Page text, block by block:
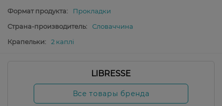
Формат продукта:
Прокладки
Страна-производитель:
Словаччина
Крапельки:
2 каплі
LIBRESSE
Все товары бренда